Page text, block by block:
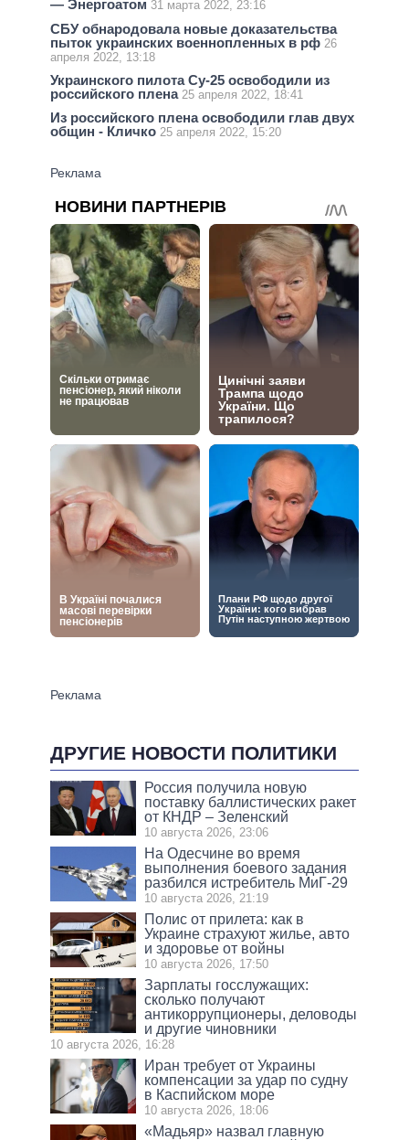
— Энергоатом 31 марта 2022, 23:16
СБУ обнародовала новые доказательства
пыток украинских военнопленных в рф 26
апреля 2022, 13:18
Украинского пилота Су-25 освободили из
российского плена 25 апреля 2022, 18:41
Из российского плена освободили глав двух
общин - Кличко 25 апреля 2022, 15:20
ДРУГИЕ НОВОСТИ ПОЛИТИКИ
Россия получила новую
поставку баллистических ракет
от КНДР – Зеленский
10 августа 2026, 23:06
На Одесчине во время
выполнения боевого задания
разбился истребитель МиГ-29
10 августа 2026, 21:19
Полис от прилета: как в
Украине страхуют жилье, авто
и здоровье от войны
10 августа 2026, 17:50
Зарплаты госслужащих:
сколько получают
антикоррупционеры, деловоды
и другие чиновники
10 августа 2026, 16:28
Иран требует от Украины
компенсации за удар по судну
в Каспийском море
10 августа 2026, 18:06
«Мадьяр» назвал главную